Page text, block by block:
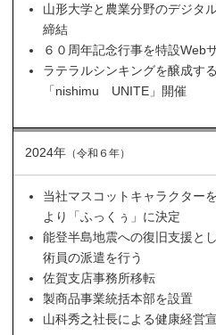
山形大学と農業分野のデジタ
締結
６０周年記念行事を特設Web
ラテラルシンキングを醸成す
「nishimu UNITE」開催
2024年（令和６年）
当社マスコットキャラクター
より「ふっくぅ」に決定
能登半島地震への復旧支援と
術員の派遣を行う
佐賀支店事務所移転
製商品事業統括本部を設置
山科秀之社長による健康経営